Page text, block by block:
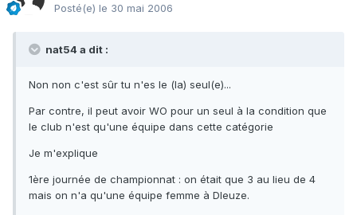
Posté(e) le 30 mai 2006
nat54 a dit :
Non non c'est sûr tu n'es le (la) seul(e)...
Par contre, il peut avoir WO pour un seul à la condition que
le club n'est qu'une équipe dans cette catégorie
Je m'explique
1ère journée de championnat : on était que 3 au lieu de 4
mais on n'a qu'une équipe femme à DIeuze.